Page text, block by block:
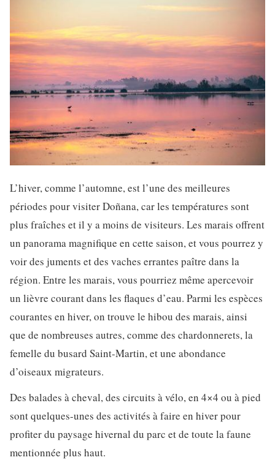
L’hiver, comme l’automne, est l’une des meilleures
périodes pour visiter Doñana, car les températures sont
plus fraîches et il y a moins de visiteurs. Les marais offrent
un panorama magnifique en cette saison, et vous pourrez y
voir des juments et des vaches errantes paître dans la
région. Entre les marais, vous pourriez même apercevoir
un lièvre courant dans les flaques d’eau. Parmi les espèces
courantes en hiver, on trouve le hibou des marais, ainsi
que de nombreuses autres, comme des chardonnerets, la
femelle du busard Saint-Martin, et une abondance
d’oiseaux migrateurs.
Des balades à cheval, des circuits à vélo, en 4×4 ou à pied
sont quelques-unes des activités à faire en hiver pour
profiter du paysage hivernal du parc et de toute la faune
mentionnée plus haut.